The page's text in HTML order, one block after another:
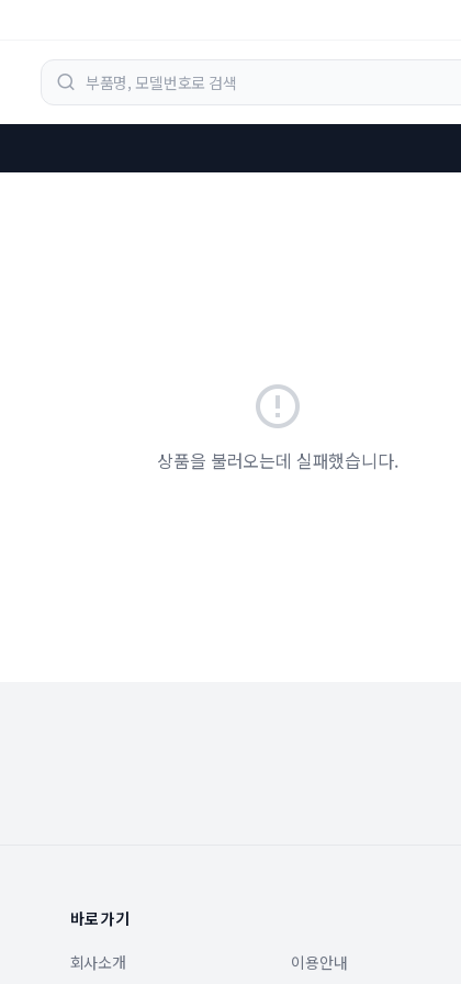
상품을 불러오는데 실패했습니다.
바로가기
회사소개
이용안내